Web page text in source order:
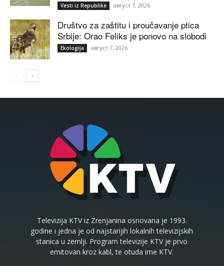
Vesti iz Republike август 7, 2026
Društvo za zaštitu i proučavanje ptica
Srbije: Orao Feliks je ponovo na slobodi
Ekologija август 7, 2026
Televizija KTV iz Zrenjanina osnovana je 1993.
godine i jedna je od najstarijih lokalnih televizijskih
stanica u zemlji. Program televizije KTV je prvo
emitovan kroz kabl, te otuda ime KTV.